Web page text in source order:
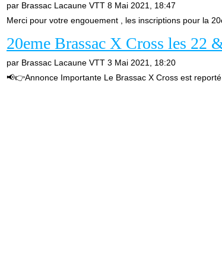
par Brassac Lacaune VTT 8 Mai 2021, 18:47
Merci pour votre engouement , les inscriptions pour la
20eme Brassac X Cross les 22
par Brassac Lacaune VTT 3 Mai 2021, 18:20
📢👉Annonce Importante Le Brassac X Cross est reporté